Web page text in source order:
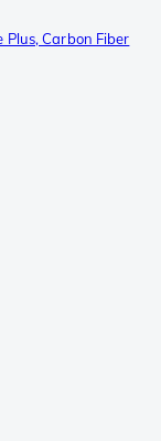
Carbon Fiber